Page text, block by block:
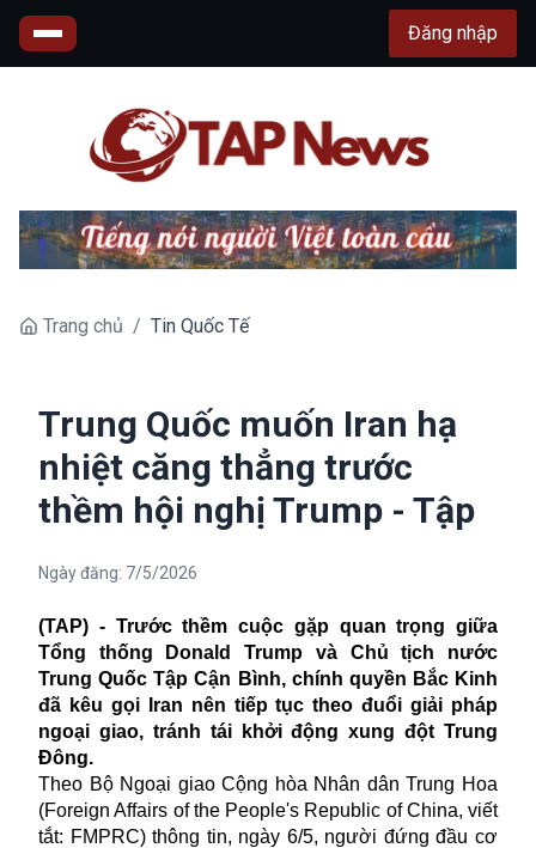
Đăng nhập
Trang chủ / Tin Quốc Tế
Trung Quốc muốn Iran hạ
nhiệt căng thẳng trước
thềm hội nghị Trump - Tập
Ngày đăng: 7/5/2026
(TAP) - Trước thềm cuộc gặp quan trọng giữa
Tổng thống Donald Trump và Chủ tịch nước
Trung Quốc Tập Cận Bình, chính quyền Bắc Kinh
đã kêu gọi Iran nên tiếp tục theo đuổi giải pháp
ngoại giao, tránh tái khởi động xung đột Trung
Đông.
Theo Bộ Ngoại giao Cộng hòa Nhân dân Trung Hoa
(Foreign Affairs of the People's Republic of China, viết
tắt: FMPRC) thông tin, ngày 6/5, người đứng đầu cơ